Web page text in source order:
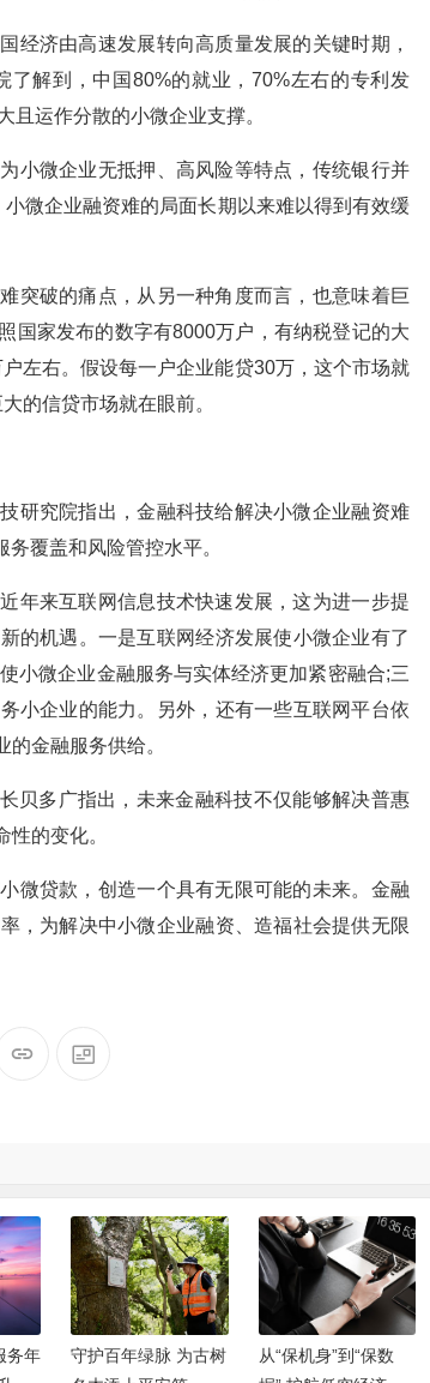
济由高速发展转向高质量发展的关键时期，
解到，中国80%的就业，70%左右的专利发
且运作分散的小微企业支撑。
微企业无抵押、高风险等特点，传统银行并
微企业融资难的局面长期以来难以得到有效缓
破的痛点，从另一种角度而言，也意味着巨
国家发布的数字有8000万户，有纳税登记的大
左右。假设每一户企业能贷30万，这个市场就
的信贷市场就在眼前。
究院指出，金融科技给解决小微企业融资难
覆盖和风险管控水平。
来互联网信息技术快速发展，这为进一步提
的机遇。一是互联网经济发展使小微企业有了
小微企业金融服务与实体经济更加紧密融合;三
小企业的能力。另外，还有一些互联网平台依
金融服务供给。
多广指出，未来金融科技不仅能够解决普惠
的变化。
贷款，创造一个具有无限可能的未来。金融
，为解决中小微企业融资、造福社会提供无限
务年
守护百年绿脉 为古树
从“保机身”到“保数